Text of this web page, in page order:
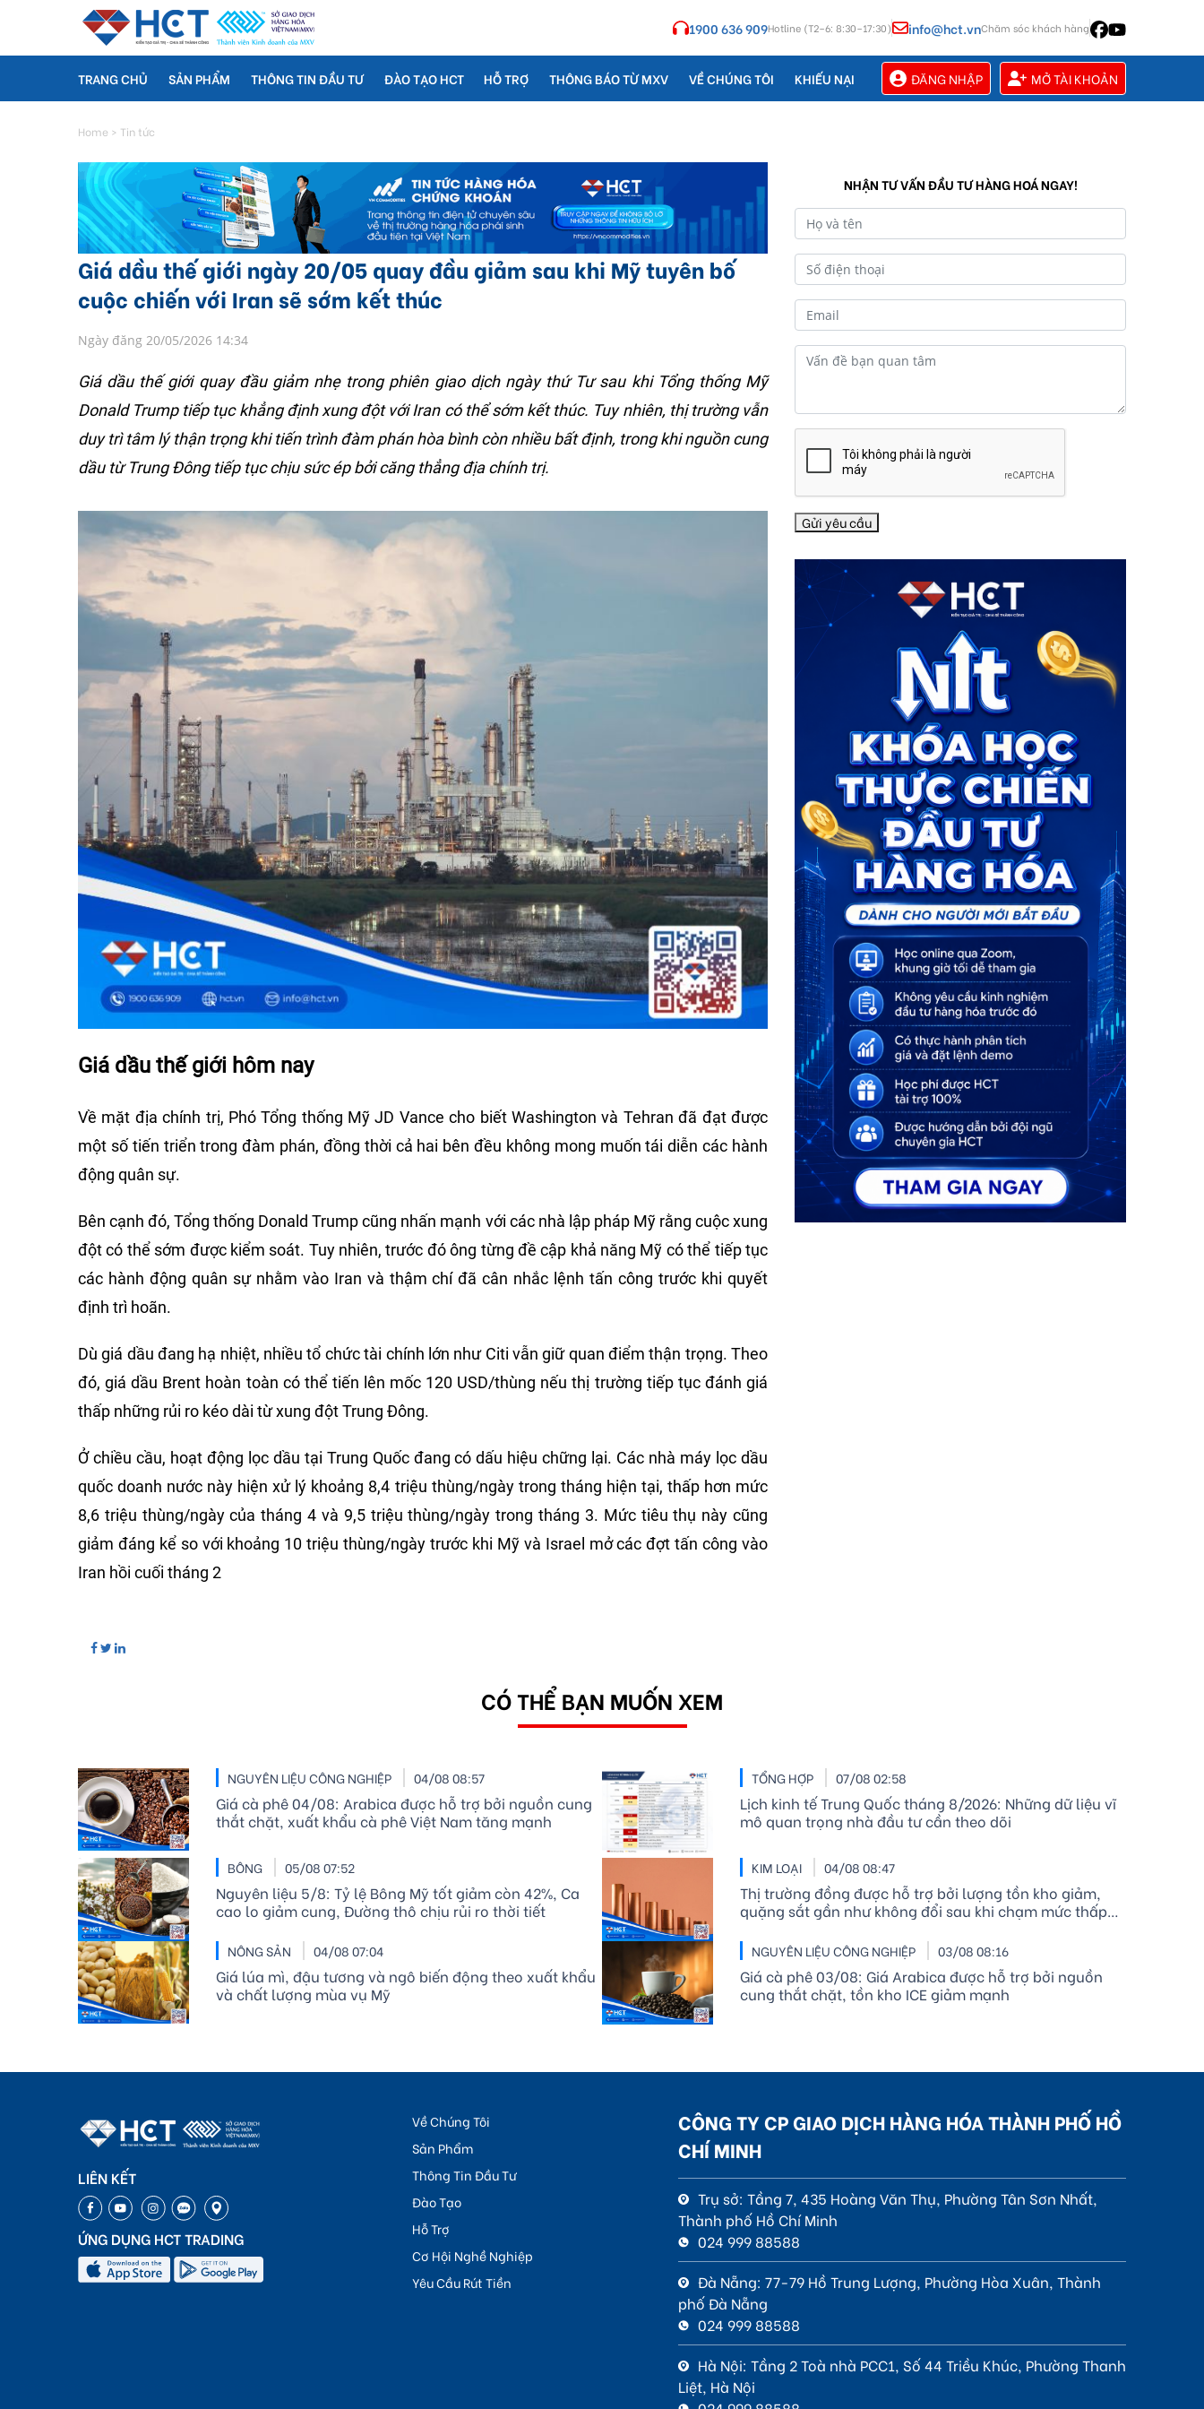
1900 636 909Hotline (T2–6: 8:30–17:30) info@hct.vnChăm sóc khách hàng
TRANG CHỦ SẢN PHẨM THÔNG TIN ĐẦU TƯ ĐÀO TẠO HCT HỖ TRỢ THÔNG BÁO TỪ MXV VỀ CHÚNG TÔI KHIẾU NẠI ĐĂNG NHẬP MỞ TÀI KHOẢN
Home > Tin tức
Giá dầu thế giới ngày 20/05 quay đầu giảm sau khi Mỹ tuyên bố
cuộc chiến với Iran sẽ sớm kết thúc
Ngày đăng 20/05/2026 14:34
Giá dầu thế giới quay đầu giảm nhẹ trong phiên giao dịch ngày thứ Tư sau khi Tổng thống Mỹ
Donald Trump tiếp tục khẳng định xung đột với Iran có thể sớm kết thúc. Tuy nhiên, thị trường vẫn
duy trì tâm lý thận trọng khi tiến trình đàm phán hòa bình còn nhiều bất định, trong khi nguồn cung
dầu từ Trung Đông tiếp tục chịu sức ép bởi căng thẳng địa chính trị.
Giá dầu thế giới hôm nay
Về mặt địa chính trị, Phó Tổng thống Mỹ JD Vance cho biết Washington và Tehran đã đạt được
một số tiến triển trong đàm phán, đồng thời cả hai bên đều không mong muốn tái diễn các hành
động quân sự.
Bên cạnh đó, Tổng thống Donald Trump cũng nhấn mạnh với các nhà lập pháp Mỹ rằng cuộc xung
đột có thể sớm được kiểm soát. Tuy nhiên, trước đó ông từng đề cập khả năng Mỹ có thể tiếp tục
các hành động quân sự nhằm vào Iran và thậm chí đã cân nhắc lệnh tấn công trước khi quyết
định trì hoãn.
Dù giá dầu đang hạ nhiệt, nhiều tổ chức tài chính lớn như Citi vẫn giữ quan điểm thận trọng. Theo
đó, giá dầu Brent hoàn toàn có thể tiến lên mốc 120 USD/thùng nếu thị trường tiếp tục đánh giá
thấp những rủi ro kéo dài từ xung đột Trung Đông.
Ở chiều cầu, hoạt động lọc dầu tại Trung Quốc đang có dấu hiệu chững lại. Các nhà máy lọc dầu
quốc doanh nước này hiện xử lý khoảng 8,4 triệu thùng/ngày trong tháng hiện tại, thấp hơn mức
8,6 triệu thùng/ngày của tháng 4 và 9,5 triệu thùng/ngày trong tháng 3. Mức tiêu thụ này cũng
giảm đáng kể so với khoảng 10 triệu thùng/ngày trước khi Mỹ và Israel mở các đợt tấn công vào
Iran hồi cuối tháng 2
NHẬN TƯ VẤN ĐẦU TƯ HÀNG HOÁ NGAY!
Gửi yêu cầu
CÓ THỂ BẠN MUỐN XEM
NGUYÊN LIỆU CÔNG NGHIỆP 04/08 08:57
Giá cà phê 04/08: Arabica được hỗ trợ bởi nguồn cung
thắt chặt, xuất khẩu cà phê Việt Nam tăng mạnh
TỔNG HỢP 07/08 02:58
Lịch kinh tế Trung Quốc tháng 8/2026: Những dữ liệu vĩ
mô quan trọng nhà đầu tư cần theo dõi
BÔNG 05/08 07:52
Nguyên liệu 5/8: Tỷ lệ Bông Mỹ tốt giảm còn 42%, Ca
cao lo giảm cung, Đường thô chịu rủi ro thời tiết
KIM LOẠI 04/08 08:47
Thị trường đồng được hỗ trợ bởi lượng tồn kho giảm,
quặng sắt gần như không đổi sau khi chạm mức thấp
NÔNG SẢN 04/08 07:04
Giá lúa mì, đậu tương và ngô biến động theo xuất khẩu
và chất lượng mùa vụ Mỹ
NGUYÊN LIỆU CÔNG NGHIỆP 03/08 08:16
Giá cà phê 03/08: Giá Arabica được hỗ trợ bởi nguồn
cung thắt chặt, tồn kho ICE giảm mạnh
LIÊN KẾT
ỨNG DỤNG HCT TRADING
Về Chúng Tôi
Sản Phẩm
Thông Tin Đầu Tư
Đào Tạo
Hỗ Trợ
Cơ Hội Nghề Nghiệp
Yêu Cầu Rút Tiền
CÔNG TY CP GIAO DỊCH HÀNG HÓA THÀNH PHỐ HỒ
CHÍ MINH
Trụ sở: Tầng 7, 435 Hoàng Văn Thụ, Phường Tân Sơn Nhất,
Thành phố Hồ Chí Minh
024 999 88588
Đà Nẵng: 77-79 Hồ Trung Lượng, Phường Hòa Xuân, Thành
phố Đà Nẵng
024 999 88588
Hà Nội: Tầng 2 Toà nhà PCC1, Số 44 Triều Khúc, Phường Thanh
Liệt, Hà Nội